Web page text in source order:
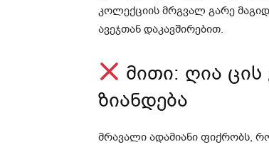
კოლექციის მრგვალ გარე
ავეჯთან დაკავშირებით.
მითი: ღია
ზიანდება
მრავალი ადამიანი ფიქრობს,